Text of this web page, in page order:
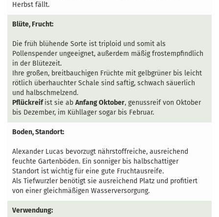
Herbst fällt.
Blüte, Frucht:
Die früh blühende Sorte ist triploid und somit als
Pollenspender ungeeignet, außerdem mäßig frostempfindlich
in der Blütezeit.
Ihre großen, breitbauchigen Früchte mit gelbgrüner bis leicht
rötlich überhauchter Schale sind saftig, schwach säuerlich
und halbschmelzend.
Pflückreifist sie ab Anfang Oktober, genussreif von Oktober
bis Dezember, im Kühllager sogar bis Februar.
Boden, Standort:
Alexander Lucas bevorzugt nährstoffreiche, ausreichend
feuchte Gartenböden. Ein sonniger bis halbschattiger
Standort ist wichtig für eine gute Fruchtausreife.
Als Tiefwurzler benötigt sie ausreichend Platz und profitiert
von einer gleichmäßigen Wasserversorgung.
Verwendung: